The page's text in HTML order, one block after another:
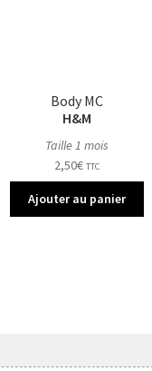
Body MC
H&M
Taille 1 mois
2,50€ TTC
Ajouter au panier